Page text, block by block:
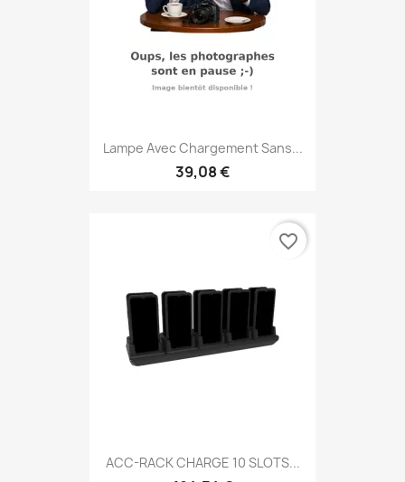
Lampe Avec Chargement Sans...
39,08 €
ACC-RACK CHARGE 10 SLOTS...
favorite_border